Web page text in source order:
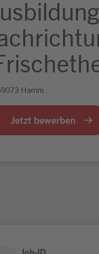
Hamm
Jetzt bewerben
Job-ID